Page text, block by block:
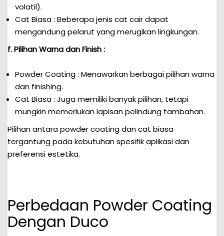
volatil).
Cat Biasa : Beberapa jenis cat cair dapat
mengandung pelarut yang merugikan lingkungan.
f. Pilihan Warna dan Finish :
Powder Coating : Menawarkan berbagai pilihan warna
dan finishing.
Cat Biasa : Juga memiliki banyak pilihan, tetapi
mungkin memerlukan lapisan pelindung tambahan.
Pilihan antara powder coating dan cat biasa
tergantung pada kebutuhan spesifik aplikasi dan
preferensi estetika.
Perbedaan Powder Coating
Dengan Duco